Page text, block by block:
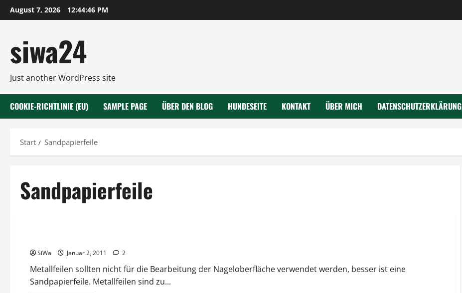
Zum
Inhalt
August 7, 2026 12:44:47 PM
siwa24
Just another WordPress site
COOKIE-RICHTLINIE (EU) SAMPLE PAGE ÜBER DEN BLOG HUNDESEITE KONTAKT ÜBER MICH DATENSCHUTZERKLÄRUNG
Start Sandpapierfeile
Sandpapierfeile
SiWa Januar 2, 2011 2
Metallfeilen sollten nicht für die Bearbeitung der Nageloberfläche verwendet werden, besser ist eine
Sandpapierfeile. Metallfeilen sind zu...